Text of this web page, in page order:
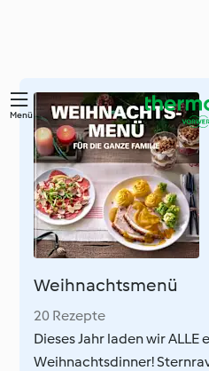
Zum
Hauptinhalt
springen
Menü
Weihnachtsmenü
20 Rezepte
Dieses Jahr laden wir ALLE
Weihnachtsdinner!